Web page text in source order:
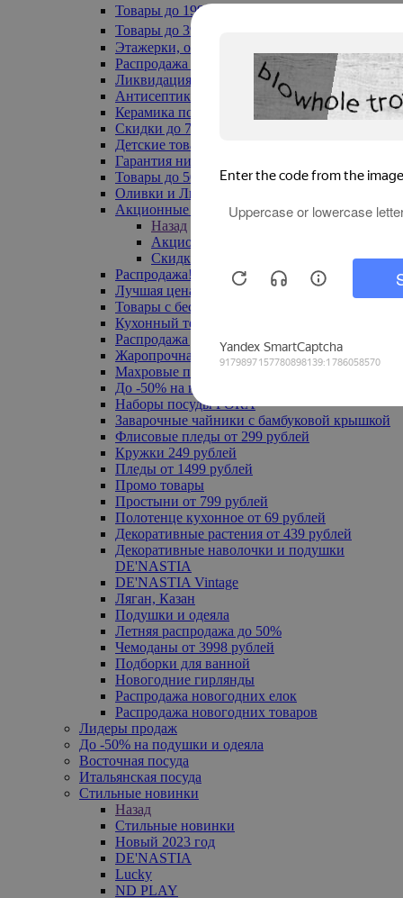
Товары до 199₽
Товары до 399₽
Этажерки, обувницы
Распродажа текстиля до -50%
Ликвидация до -70%
Антисептики
Керамика по 129 руб
Скидки до 70%
Детские товары
Гарантия низкой цены
Товары до 500 руб
Оливки и Лимоны
Акционные товары
Назад
Акционные товары
Скидка 20% по промокоду
Распродажа! Ульяновск до -70%
Лучшая цена
Товары с бесплатной доставкой
Кухонный текстиль
Распродажа до -50%
Жаропрочная посуда
Махровые полотенца
До -50% на ковры
Наборы посуды FORA
Заварочные чайники с бамбуковой крышкой
Флисовые пледы от 299 рублей
Кружки 249 рублей
Пледы от 1499 рублей
Промо товары
Простыни от 799 рублей
Полотенце кухонное от 69 рублей
Декоративные растения от 439 рублей
Декоративные наволочки и подушки
DE'NASTIA
DE'NASTIA Vintage
Ляган, Казан
Подушки и одеяла
Летняя распродажа до 50%
Чемоданы от 3998 рублей
Подборки для ванной
Новогодние гирлянды
Распродажа новогодних елок
Распродажа новогодних товаров
Лидеры продаж
До -50% на подушки и одеяла
Восточная посуда
Итальянская посуда
Стильные новинки
Назад
Стильные новинки
Новый 2023 год
DE'NASTIA
Lucky
ND PLAY